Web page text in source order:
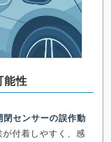
能性
センサーの誤作動
付着しやすく、感